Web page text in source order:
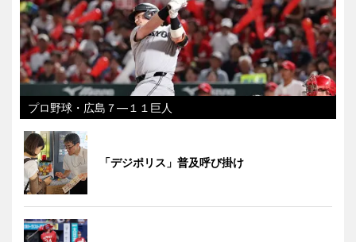
プロ野球・広島７―１１巨人
「デジポリス」普及呼び掛け